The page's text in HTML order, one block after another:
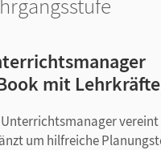
mit
um hilfreiche